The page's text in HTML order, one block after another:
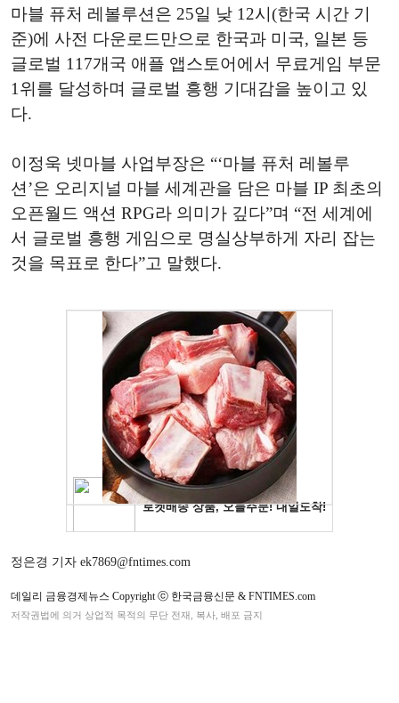
마블 퓨처 레볼루션은 25일 낮 12시(한국 시간 기
준)에 사전 다운로드만으로 한국과 미국, 일본 등
글로벌 117개국 애플 앱스토어에서 무료게임 부문
1위를 달성하며 글로벌 흥행 기대감을 높이고 있
다.
이정욱 넷마블 사업부장은 “‘마블 퓨처 레볼루
션’은 오리지널 마블 세계관을 담은 마블 IP 최초의
오픈월드 액션 RPG라 의미가 깊다”며 “전 세계에
서 글로벌 흥행 게임으로 명실상부하게 자리 잡는
것을 목표로 한다”고 말했다.
정은경 기자 ek7869@fntimes.com
데일리 금융경제뉴스 Copyright ⓒ 한국금융신문 & FNTIMES.com
저작권법에 의거 상업적 목적의 무단 전재, 복사, 배포 금지